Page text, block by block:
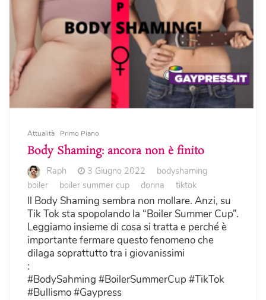
Attualità Primo Piano
Body Shaming: ancora non è finito
Raph 3 Giugno 2022
bodyshaming
boiler
boiler summer cup donna tiktok
Il Body Shaming sembra non mollare. Anzi, su
Tik Tok sta spopolando la “Boiler Summer Cup”.
Leggiamo insieme di cosa si tratta e perché è
importante fermare questo fenomeno che
dilaga soprattutto tra i giovanissimi
:
#BodySahming #BoilerSummerCup #TikTok
#Bullismo #Gaypress